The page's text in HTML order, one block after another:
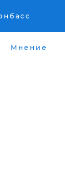
Мнение